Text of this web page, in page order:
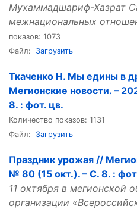
Мухаммадшариф-Хазрат
межнациональных
показов: 1073
Файл: Загрузить
Ткаченко Н. Мы едины в
Мегионские новости. –
8. : фот. цв.
Количество показов: 1131
Файл: Загрузить
Праздник урожая //
№ 80 (15 окт.). – С. 8. :
11 октября в мегионской
организации